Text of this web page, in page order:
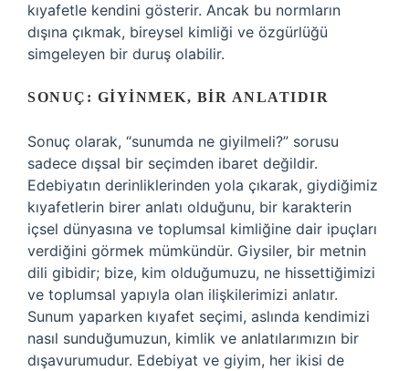
kıyafetle kendini gösterir. Ancak bu normların
dışına çıkmak, bireysel kimliği ve özgürlüğü
simgeleyen bir duruş olabilir.
SONUÇ: GIYINMEK, BIR ANLATIDIR
Sonuç olarak, “sunumda ne giyilmeli?” sorusu
sadece dışsal bir seçimden ibaret değildir.
Edebiyatın derinliklerinden yola çıkarak, giydiğimiz
kıyafetlerin birer anlatı olduğunu, bir karakterin
içsel dünyasına ve toplumsal kimliğine dair ipuçları
verdiğini görmek mümkündür. Giysiler, bir metnin
dili gibidir; bize, kim olduğumuzu, ne hissettiğimizi
ve toplumsal yapıyla olan ilişkilerimizi anlatır.
Sunum yaparken kıyafet seçimi, aslında kendimizi
nasıl sunduğumuzun, kimlik ve anlatılarımızın bir
dışavurumudur. Edebiyat ve giyim, her ikisi de